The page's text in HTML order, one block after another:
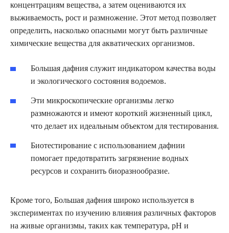
концентрациям вещества, а затем оцениваются их
выживаемость, рост и размножение. Этот метод позволяет
определить, насколько опасными могут быть различные
химические вещества для акватических организмов.
Большая дафния служит индикатором качества воды
и экологического состояния водоемов.
Эти микроскопические организмы легко
размножаются и имеют короткий жизненный цикл,
что делает их идеальным объектом для тестирования.
Биотестирование с использованием дафнии
помогает предотвратить загрязнение водных
ресурсов и сохранить биоразнообразие.
Кроме того, Большая дафния широко используется в
экспериментах по изучению влияния различных факторов
на живые организмы, таких как температура, pH и